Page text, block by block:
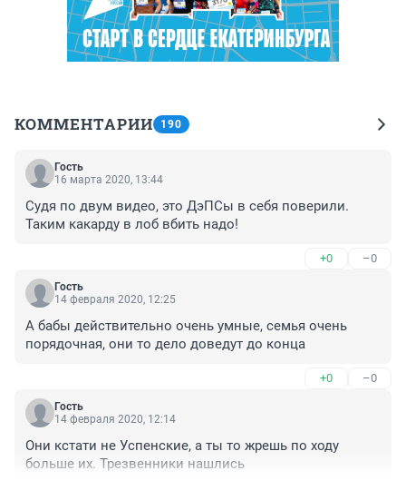
КОММЕНТАРИИ 190
Гость
16 марта 2020, 13:44
Судя по двум видео, это ДэПСы в себя поверили.
Таким какарду в лоб вбить надо!
+0 –0
Гость
14 февраля 2020, 12:25
А бабы действительно очень умные, семья очень
порядочная, они то дело доведут до конца
+0 –0
Гость
14 февраля 2020, 12:14
Они кстати не Успенские, а ты то жрешь по ходу
больше их. Трезвенники нашлись